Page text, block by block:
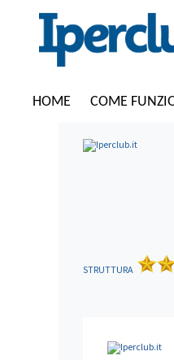
HOME COME
STRUTTURA